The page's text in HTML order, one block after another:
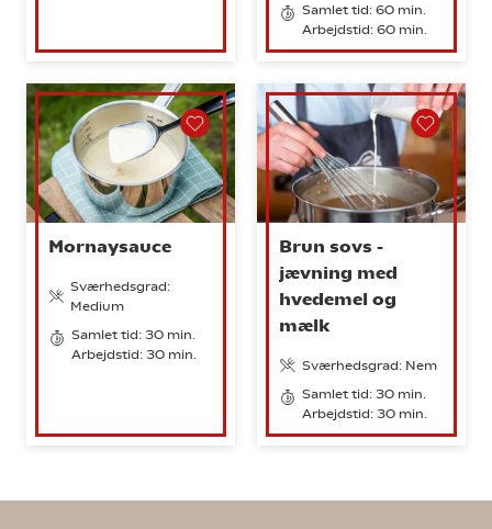
Samlet tid: 60 min.
Arbejdstid: 60 min.
Mornaysauce
Sværhedsgrad:
Medium
Samlet tid: 30 min.
Arbejdstid: 30 min.
Brun sovs -
jævning med
hvedemel og
mælk
Sværhedsgrad: Nem
Samlet tid: 30 min.
Arbejdstid: 30 min.